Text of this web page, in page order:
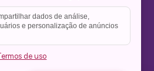
dados de análise,
e personalização de anúncios
de uso